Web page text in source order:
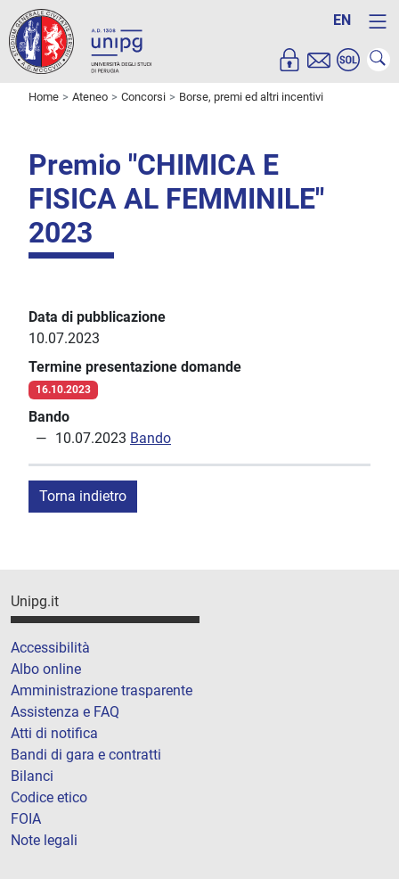
EN
Home Ateneo Concorsi Borse, premi ed altri incentivi
Premio "CHIMICA E
FISICA AL FEMMINILE"
2023
Data di pubblicazione
10.07.2023
Termine presentazione domande
16.10.2023
Bando
10.07.2023 Bando
Torna indietro
Unipg.it
Accessibilità
Albo online
Amministrazione trasparente
Assistenza e FAQ
Atti di notifica
Bandi di gara e contratti
Bilanci
Codice etico
FOIA
Note legali